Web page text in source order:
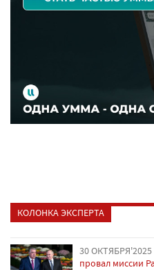
КОЛОНКА ЭКСПЕРТА
30 ОКТЯБРЯ'2025
провал миссии